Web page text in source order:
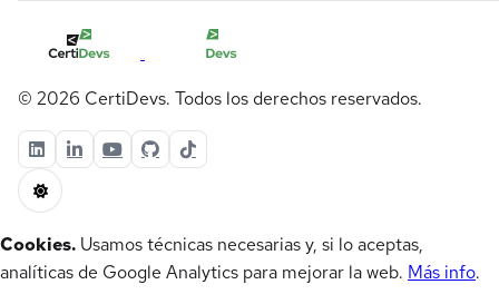
© 2026 CertiDevs. Todos los derechos reservados.
Cookies. Usamos técnicas necesarias y, si lo aceptas,
analíticas de Google Analytics para mejorar la web. Más info.